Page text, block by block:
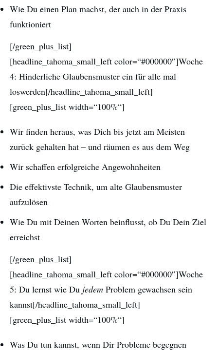
Wie Du einen Plan machst, der auch in der Praxis
funktioniert
[/green_plus_list]
[headline_tahoma_small_left color=“#000000″]Woche
4: Hinderliche Glaubensmuster ein für alle mal
loswerden[/headline_tahoma_small_left]
[green_plus_list width=“100%“]
Wir finden heraus, was Dich bis jetzt am Meisten
zurück gehalten hat – und räumen es aus dem Weg
Wir schaffen erfolgreiche Angewohnheiten
Die effektivste Technik, um alte Glaubensmuster
aufzulösen
Wie Du mit Deinen Worten beinflusst, ob Du Dein Ziel
erreichst
[/green_plus_list]
[headline_tahoma_small_left color=“#000000″]Woche
5: Du lernst wie Du jedem Problem gewachsen sein
kannst[/headline_tahoma_small_left]
[green_plus_list width=“100%“]
Was Du tun kannst, wenn Dir Probleme begegnen